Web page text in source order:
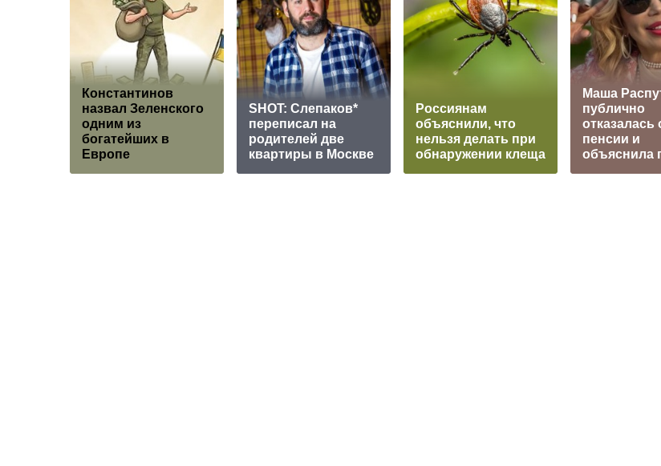
Константинов
назвал Зеленского
одним из
богатейших в
Европе
SHOT: Слепаков*
переписал на
родителей две
квартиры в Москве
Россиянам
объяснили, что
нельзя делать при
обнаружении клеща
Маша
публично
отказалась
пенсии и
объяснила